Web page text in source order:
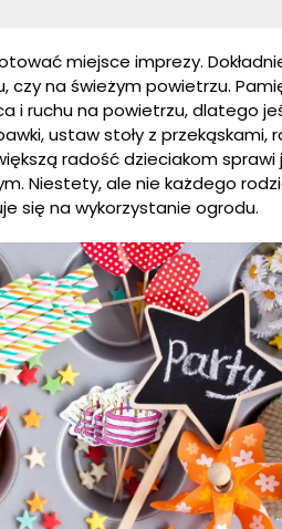
miejsce imprezy.
na świeżym powietrzu.
i ruchu na powietrzu, dlatego
ustaw stoły z przekąskami,
radość dzieciakom
Niestety, ale nie każdego
się na wykorzystanie ogrodu.